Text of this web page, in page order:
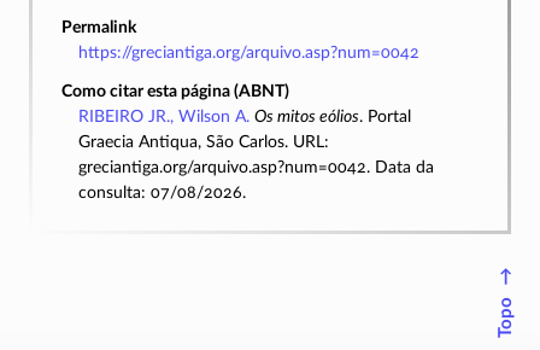
Permalink
https://greciantiga.org/arquivo.asp?num=0042
Como citar esta página (ABNT)
RIBEIRO JR., Wilson A. Os mitos eólios. Portal
Graecia Antiqua, São Carlos. URL:
greciantiga.org/arquivo.asp?num=0042. Data da
consulta: 07/08/2026.
↑
Topo